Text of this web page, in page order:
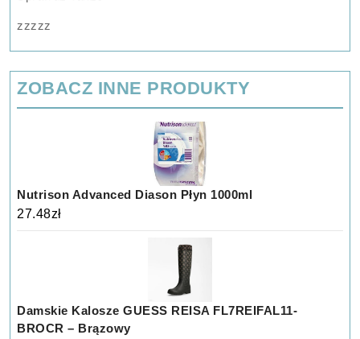
zzzzz
ZOBACZ INNE PRODUKTY
Nutrison Advanced Diason Płyn 1000ml
27.48zł
Damskie Kalosze GUESS REISA FL7REIFAL11-
BROCR – Brązowy